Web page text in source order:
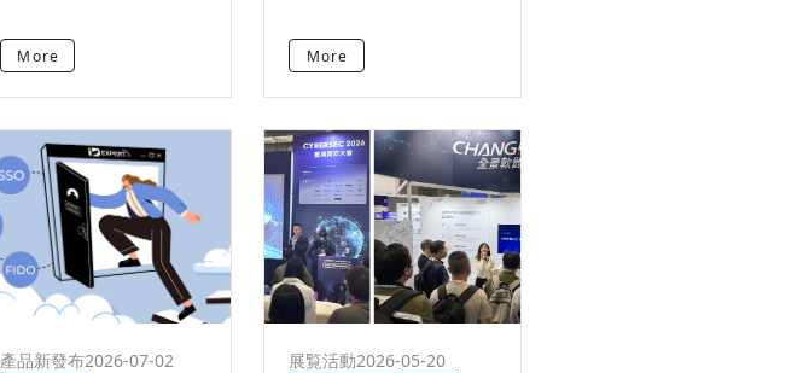
More
地並分享 PQC 遷移準備
More
產品新發布2026-07-02 展覧活動2026-05-20